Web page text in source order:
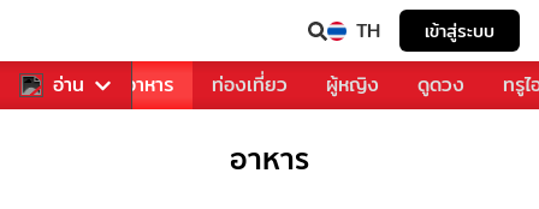
TH เข้าสู่ระบบ
อ่าน
การเพลง อาหาร ท่องเที่ยว ผู้หญิง ดูดวง ทรู
อาหาร